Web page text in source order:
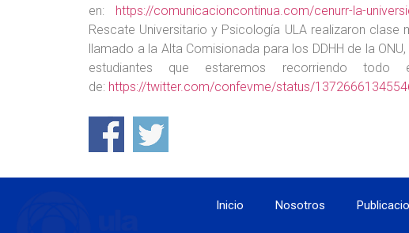
en: https://comunicacioncontinua.com/cenurr-la-
Rescate Universitario y Psicología ULA realizaron
llamado a la Alta Comisionada para los DDHH de la
estudiantes que estaremos recorriendo
de: https://twitter.com/confevme/status/
Inicio Nosotros